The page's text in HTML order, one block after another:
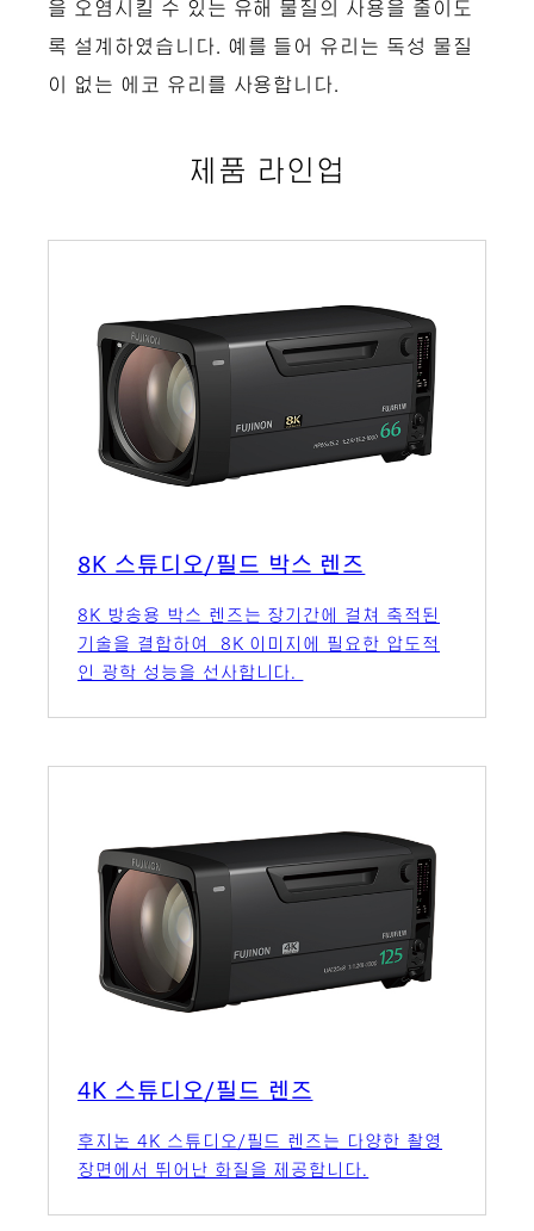
을 오염시킬 수 있는 유해 물질의 사용을 줄이도
록 설계하였습니다. 예를 들어 유리는 독성 물질
이 없는 에코 유리를 사용합니다.
제품 라인업
8K 스튜디오/필드 박스 렌즈
8K 방송용 박스 렌즈는 장기간에 걸쳐 축적된
기술을 결합하여 8K 이미지에 필요한 압도적
인 광학 성능을 선사합니다.
4K 스튜디오/필드 렌즈
후지논 4K 스튜디오/필드 렌즈는 다양한 촬영
장면에서 뛰어난 화질을 제공합니다.